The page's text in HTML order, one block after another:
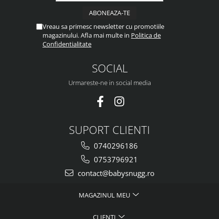
Vreau sa primesc newsletter cu promotiile
magazinului. Afla mai multe in Politica de
Confidentialitate
SOCIAL
Urmareste-ne in social media
SUPORT CLIENTI
0740296186
0753796921
contact@babysnugg.ro
MAGAZINUL MEU
CLIENTI